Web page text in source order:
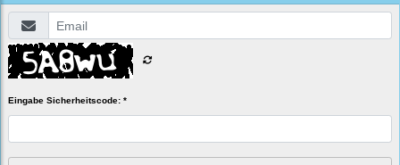
Eingabe Sicherheitscode: *